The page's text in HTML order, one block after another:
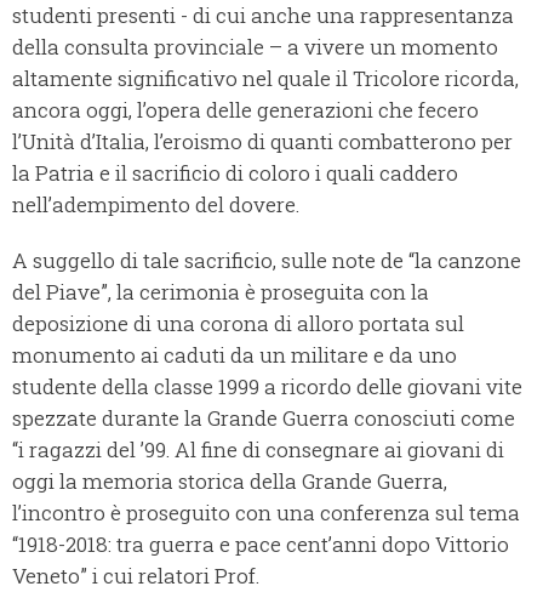
studenti presenti - di cui anche una rappresentanza
della consulta provinciale – a vivere un momento
altamente significativo nel quale il Tricolore ricorda,
ancora oggi, l’opera delle generazioni che fecero
l’Unità d’Italia, l’eroismo di quanti combatterono per
la Patria e il sacrificio di coloro i quali caddero
nell’adempimento del dovere.
A suggello di tale sacrificio, sulle note de “la canzone
del Piave”, la cerimonia è proseguita con la
deposizione di una corona di alloro portata sul
monumento ai caduti da un militare e da uno
studente della classe 1999 a ricordo delle giovani vite
spezzate durante la Grande Guerra conosciuti come
“i ragazzi del ’99. Al fine di consegnare ai giovani di
oggi la memoria storica della Grande Guerra,
l’incontro è proseguito con una conferenza sul tema
“1918-2018: tra guerra e pace cent’anni dopo Vittorio
Veneto” i cui relatori Prof.